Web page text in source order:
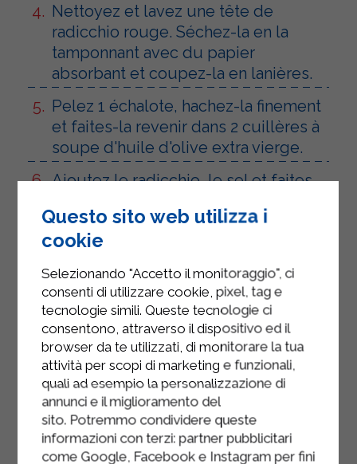
Nettoyez et lavez une tête de
radicchio rouge. Séchez-la en la
tamponnant avec du papier
absorbant et coupez-la en lanières.
Pelez 1 échalote, hachez-la finement
et faites-la revenir dans 2 cuillères à
soupe d'huile d'olive extra vierge.
Ajoutez le radicchio, le sel et faites
Versez le Sterilgarda Strakì dans une
de lait Sterilgarda. Remuez, baissez
le feu et laissez épaissir. Retirez du
feu et maintenez au chaud pour
éviter que le fromage ne caille.
Plongez les gnocchi dans une
grande casserole d'eau bouillante
salée.
Égouttez-les à l'aide d'une écumoire
Questo sito web utilizza i
cookie
Selezionando "Accetto il monitoraggio", ci
consenti di utilizzare cookie, pixel, tag e
tecnologie simili. Queste tecnologie ci
consentono, attraverso il dispositivo ed il
browser da te utilizzati, di monitorare la tua
attività per scopi di marketing e funzionali,
quali ad esempio la personalizzazione di
annunci e il miglioramento del
sito. Potremmo condividere queste
informazioni con terzi: partner pubblicitari
come Google, Facebook e Instagram per fini